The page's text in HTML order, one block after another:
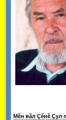
Мĕн вăл Çĕнĕ Çул